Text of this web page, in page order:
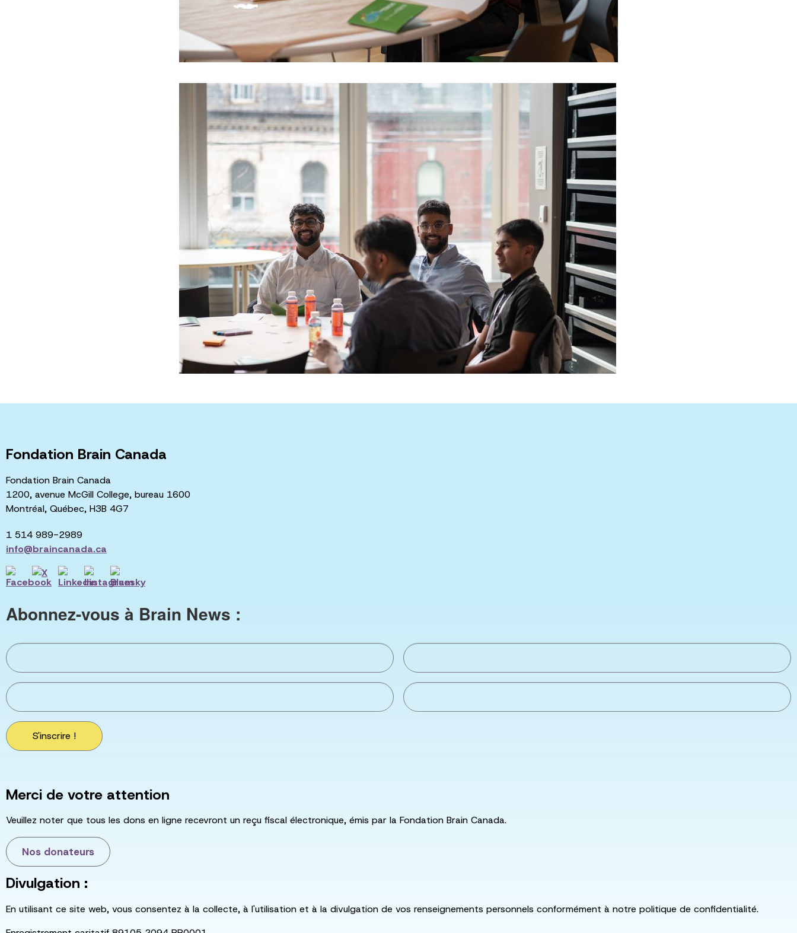
Fondation Brain Canada
Fondation Brain Canada
1200, avenue McGill College, bureau 1600
Montréal, Québec, H3B 4G7
1 514 989-2989
info@braincanada.ca
Abonnez-vous à Brain News :
S'inscrire !
Merci de votre attention
Veuillez noter que tous les dons en ligne recevront un reçu fiscal électronique, émis par la Fondation Brain Canada.
Nos donateurs
Divulgation :
En utilisant ce site web, vous consentez à la collecte, à l'utilisation et à la divulgation de vos renseignements personnels conformément à notre politique de confidentialité.